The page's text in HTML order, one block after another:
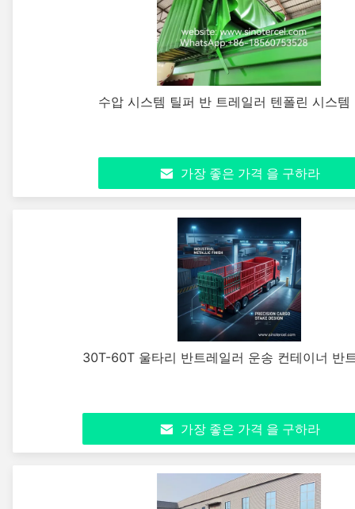
수압 시스템 틸퍼 반 트레일러 텐폴린 시스템
가장 좋은 가격 을 구하라
30T-60T 울타리 반트레일러 운송 컨테이너 반
가장 좋은 가격 을 구하라